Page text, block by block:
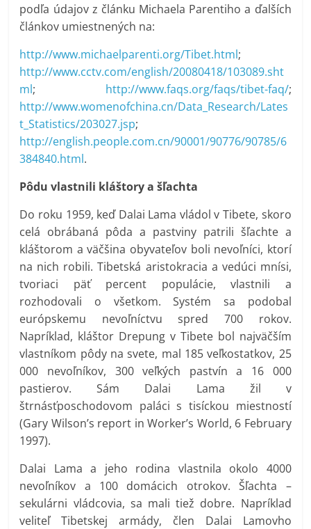
podľa údajov z článku Michaela Parentiho a ďalších
článkov umiestnených na:
http://www.michaelparenti.org/Tibet.html;
http://www.cctv.com/english/20080418/103089.sht
ml; http://www.faqs.org/faqs/tibet-faq/;
http://www.womenofchina.cn/Data_Research/Lates
t_Statistics/203027.jsp;
http://english.people.com.cn/90001/90776/90785/6
384840.html.
Pôdu vlastnili kláštory a šľachta
Do roku 1959, keď Dalai Lama vládol v Tibete, skoro
celá obrábaná pôda a pastviny patrili šľachte a
kláštorom a väčšina obyvateľov boli nevoľníci, ktorí
na nich robili. Tibetská aristokracia a vedúci mnísi,
tvoriaci päť percent populácie, vlastnili a
rozhodovali o všetkom. Systém sa podobal
európskemu nevoľníctvu spred 700 rokov.
Napríklad, kláštor Drepung v Tibete bol najväčším
vlastníkom pôdy na svete, mal 185 veľkostatkov, 25
000 nevoľníkov, 300 veľkých pastvín a 16 000
pastierov. Sám Dalai Lama žil v
štrnásťposchodovom paláci s tisíckou miestností
(Gary Wilson’s report in Worker’s World, 6 February
1997).
Dalai Lama a jeho rodina vlastnila okolo 4000
nevoľníkov a 100 domácich otrokov. Šľachta –
sekulárni vládcovia, sa mali tiež dobre. Napríklad
veliteľ Tibetskej armády, člen Dalai Lamovho